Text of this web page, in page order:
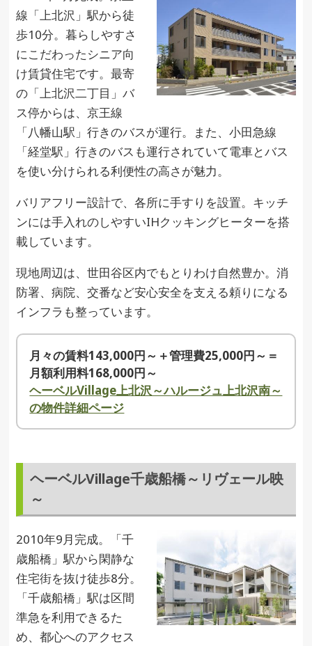
線「上北沢」駅から徒
歩10分。暮らしやすさ
にこだわったシニア向
け賃貸住宅です。最寄
の「上北沢二丁目」バ
ス停からは、京王線
「八幡山駅」行きのバスが運行。また、小田急線
「経堂駅」行きのバスも運行されていて電車とバス
を使い分けられる利便性の高さが魅力。
バリアフリー設計で、各所に手すりを設置。キッチ
ンには手入れのしやすいIHクッキングヒーターを搭
載しています。
現地周辺は、世田谷区内でもとりわけ自然豊か。消
防署、病院、交番など安心安全を支える頼りになる
インフラも整っています。
月々の賃料143,000円～＋管理費25,000円～＝
月額利用料168,000円～
ヘーベルVillage上北沢～ハルージュ上北沢南～
の物件詳細ページ
ヘーベルVillage千歳船橋～リヴェール映
～
2010年9月完成。「千
歳船橋」駅から閑静な
住宅街を抜け徒歩8分。
「千歳船橋」駅は区間
準急を利用できるた
め、都心へのアクセス